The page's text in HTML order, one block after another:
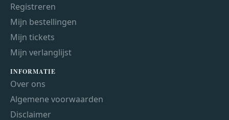
Registreren
Mijn bestellingen
Mijn tickets
Mijn verlanglijst
INFORMATIE
Over ons
Algemene voorwaarden
Disclaimer